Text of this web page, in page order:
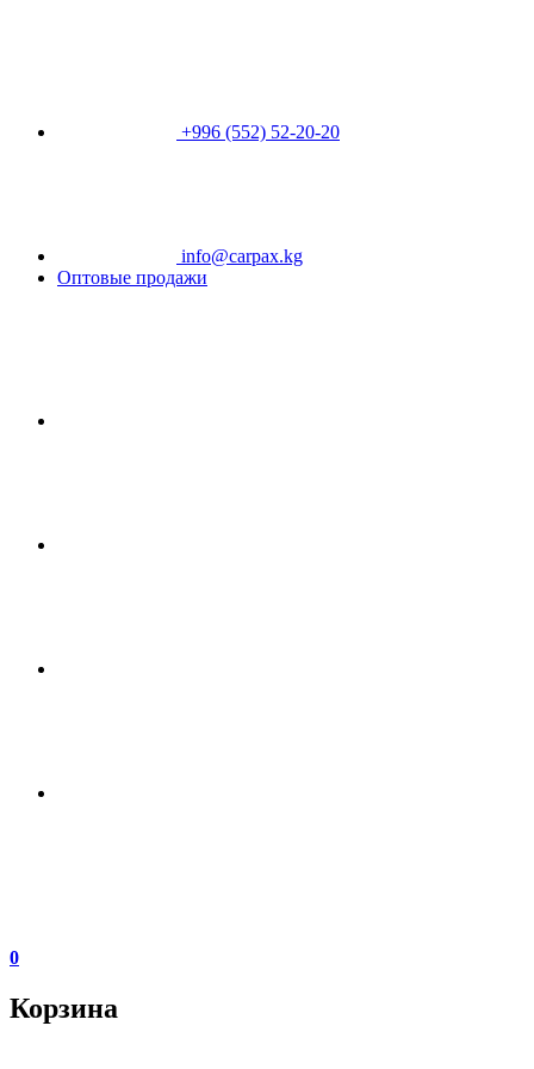
+996 (552) 52-20-20
info@carpax.kg
Оптовые продажи
0
Корзина